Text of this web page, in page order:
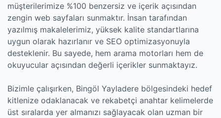
müşterilerimize %100 benzersiz ve içerik açısından
zengin web sayfaları sunmaktır. İnsan tarafından
yazılmış makalelerimiz, yüksek kalite standartlarına
uygun olarak hazırlanır ve SEO optimizasyonuyla
desteklenir. Bu sayede, hem arama motorları hem de
okuyucular açısından değerli içerikler sunmaktayız.
Bizimle çalışırken, Bingöl Yayladere bölgesindeki hedef
kitlenize odaklanacak ve rekabetçi anahtar kelimelerde
üst sıralarda yer almanızı sağlayacak olan uzman bir